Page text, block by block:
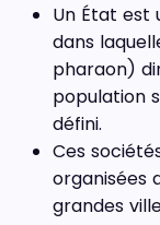
Un État est
dans
pharaon)
population
défini.
Ces
organisées
grandes